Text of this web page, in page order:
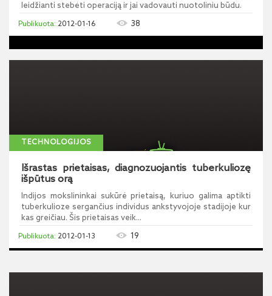
leidžianti stebėti operaciją ir jai vadovauti nuotoliniu būdu.
2012-01-16 38
TECHNOLOGIJOS
Išrastas prietaisas, diagnozuojantis tuberkuliozę
išpūtus orą
Indijos mokslininkai sukūrė prietaisą, kuriuo galima aptikti
tuberkulioze sergančius individus ankstyvojoje stadijoje kur
kas greičiau. Šis prietaisas veik...
2012-01-13 19